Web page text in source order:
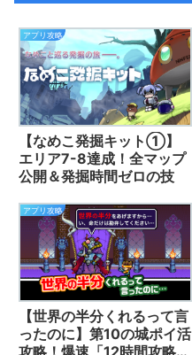
アプリ攻略
【なめこ発掘キット①】
エリア7-8達成！全マップ
公開＆発掘時間ゼロの技
アプリ攻略
【世界の半分くれるって言
ったのに】第10の城ポイ活
攻略！爆速「12時間攻略